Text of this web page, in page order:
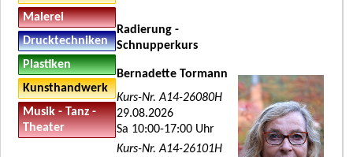
Malerei
Drucktechniken
Plastiken
Kunsthandwerk
Musik - Tanz -
Theater
Radierung -
Schnupperkurs
Bernadette Tormann
Kurs-Nr. A14-26080H
29.08.2026
Sa 10:00-17:00 Uhr
Kurs-Nr. A14-26101H